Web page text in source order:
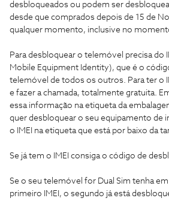
desbloqueados ou podem ser
desde que comprados depois de 15 de
qualquer momento, inclusive no
Para desbloquear o telemóvel precisa do
Mobile Equipment Identity), que é o
telemóvel de todos os outros. Para ter o
e fazer a chamada, totalmente gratuita.
essa informação na etiqueta da
quer desbloquear o seu equipamento de
o IMEI na etiqueta que está por baixo da
Se já tem o IMEI consiga o código de
Se o seu telemóvel for Dual Sim tenha
primeiro IMEI, o segundo já está